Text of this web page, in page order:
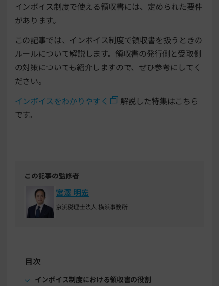
インボイス制度で使える領収書には、定められた要件
があります。
この記事では、インボイス制度で領収書を扱うときの
ルールについて解説します。領収書の発行側と受取側
の対策についても紹介しますので、ぜひ参考にしてく
ださい。
インボイスをわかりやすく
解説した特集はこちら
です。
この記事の監修者
宮澤 明宏
京浜税理士法人 横浜事務所
目次
インボイス制度における領収書の役割